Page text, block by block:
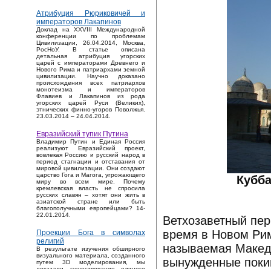
Атрибуция Рюриковичей и
императоров Лакапинов
Доклад на XXVIII Международной
конференции по проблемам
Цивилизации, 26.04.2014, Москва,
РосНоУ. В статье описана
детальная атрибуция угорских
царей с императорами Древнего и
Нового Рима и патриархами земной
цивилизации. Научно доказано
происхождения всех патриархов
монотеизма и императоров
Флавиев и Лакапинов из рода
угорских царей Руси (Великих),
этнических финно-угоров Поволжья.
23.03.2014 – 24.04.2014.
Евразийский тупик Путина
Владимир Путин и Единая Россия
реализуют Евразийский проект,
вовлекая Россию и русский народ в
период стагнации и отставания от
мировой цивилизации. Они создают
царство Гога и Магога, угрожающего
миру во всем мире. Почему
кремлевская власть не спросила
русских славян – хотят они жить в
азиатской стране или быть
благополучными европейцами? 14-
22.01.2014.
Проекции Бога в символах
религий
В результате изучения обширного
визуального материала, созданного
путем 3D моделирования, мы
Ветхозаветный
время в Новом
называемая
вынужденные